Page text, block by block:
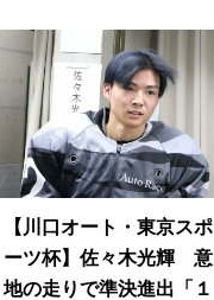
【川口オート・東京スポ
ーツ杯】佐々木光輝 意
地の走りで準決進出「１